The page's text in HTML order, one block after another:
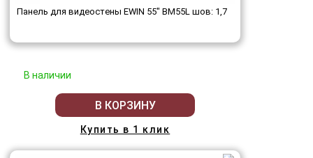
Панель для видеостены EWIN 55" BM55L шов: 1,7
В наличии
В КОРЗИНУ
Купить в 1 клик